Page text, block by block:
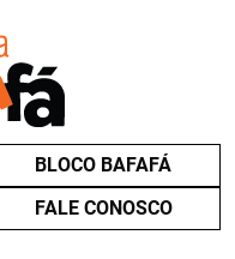
BLOCO BAFAFÁ
FALE CONOSCO